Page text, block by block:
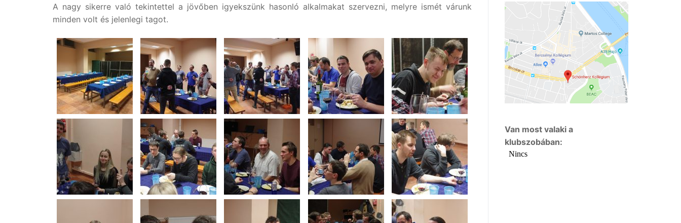
A nagy sikerre való tekintettel a jövőben igyekszünk hasonló alkalmakat szervezni, melyre ismét várunk
minden volt és jelenlegi tagot.
Van most valaki a
klubszobában: